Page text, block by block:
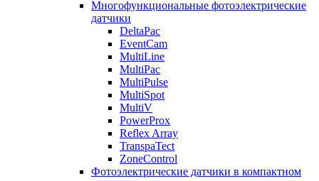
Многофункциональные фотоэлектрические
датчики
DeltaPac
EventCam
MultiLine
MultiPac
MultiPulse
MultiSpot
MultiV
PowerProx
Reflex Array
TranspaTect
ZoneControl
Фотоэлектрические датчики в компактном